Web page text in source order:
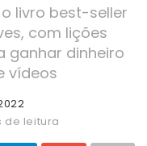
o livro best-seller
com lições
ganhar dinheiro
vídeos
de leitura